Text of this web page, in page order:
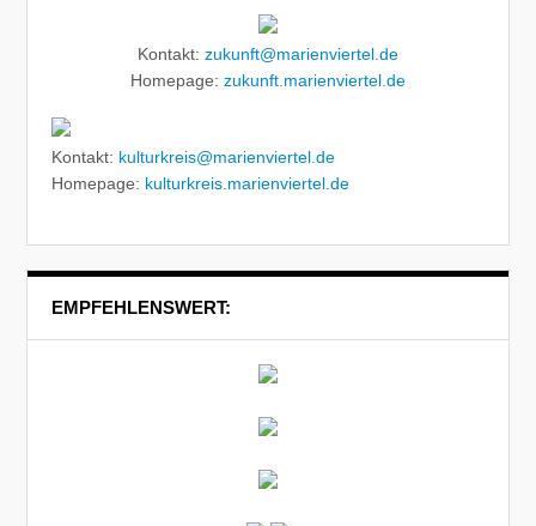
Kontakt: zukunft@marienviertel.de
Homepage: zukunft.marienviertel.de
Kontakt: kulturkreis@marienviertel.de
Homepage: kulturkreis.marienviertel.de
EMPFEHLENSWERT: